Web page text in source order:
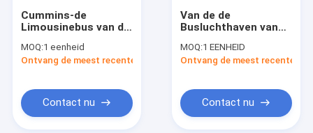
Cummins-de
Limousinebus van de
Gelijkwaardig aan
Cobus 2700s
MOQ:1 eenheid
Ontvang de meest recente Prijs
Contact nu
Van de de
Busluchthaven van
Regelbare Seat Aero
de Limousinebus
MOQ:1 EENHEID
Ontvang de meest recente
Contact nu